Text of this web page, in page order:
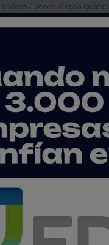
Endesa Cuenca Cepsa
donde la industria